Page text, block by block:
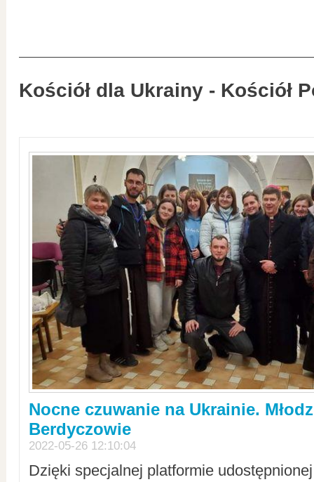
Kościół dla Ukrainy - Kościół
Nocne czuwanie na Ukrainie.
Berdyczowie
2022-05-26 12:10:04
Dzięki specjalnej platformie